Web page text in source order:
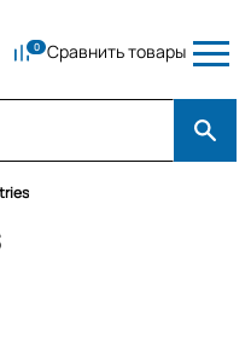
Сравнить товары